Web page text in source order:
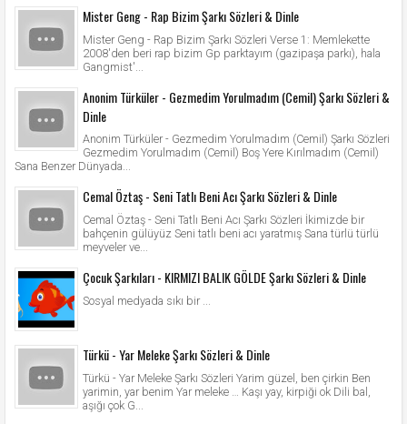
Mister Geng - Rap Bizim Şarkı Sözleri & Dinle
Mister Geng - Rap Bizim Şarkı Sözleri Verse 1: Memlekette
2008'den beri rap bizim Gp parktayım (gazipaşa parkı), hala
Gangmist'...
Anonim Türküler - Gezmedim Yorulmadım (Cemil) Şarkı Sözleri &
Dinle
Anonim Türküler - Gezmedim Yorulmadım (Cemil) Şarkı Sözleri
Gezmedim Yorulmadım (Cemil) Boş Yere Kırılmadım (Cemil)
Sana Benzer Dünyada...
Cemal Öztaş - Seni Tatlı Beni Acı Şarkı Sözleri & Dinle
Cemal Öztaş - Seni Tatlı Beni Acı Şarkı Sözleri İkimizde bir
bahçenin gülüyüz Seni tatlı beni acı yaratmış Sana türlü türlü
meyveler ve...
Çocuk Şarkıları - KIRMIZI BALIK GÖLDE Şarkı Sözleri & Dinle
Sosyal medyada sıkı bir ...
Türkü - Yar Meleke Şarkı Sözleri & Dinle
Türkü - Yar Meleke Şarkı Sözleri Yarim güzel, ben çirkin Ben
yarimin, yar benim Yar meleke … Kaşı yay, kirpiği ok Dili bal,
aşığı çok G...